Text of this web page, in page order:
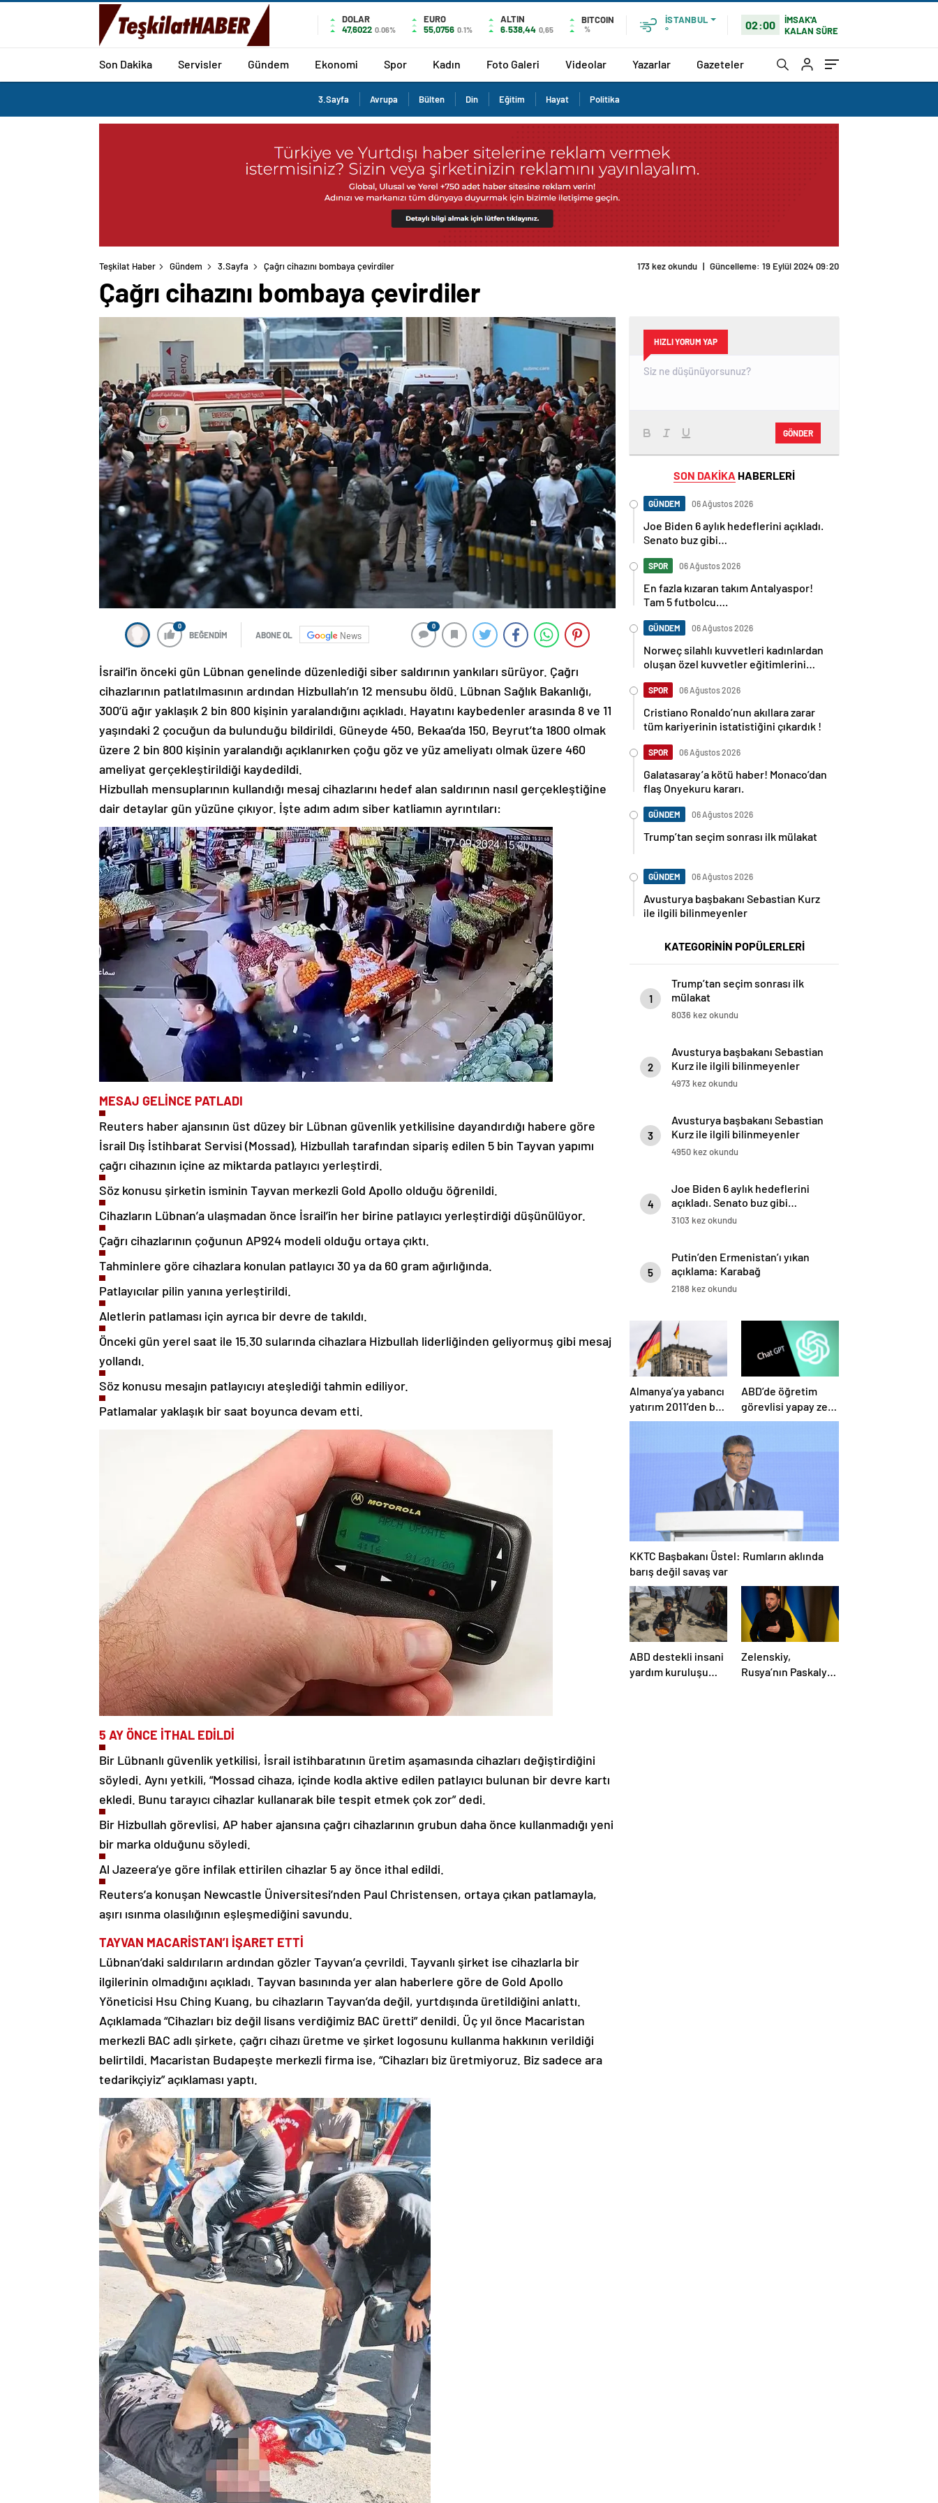
DOLAR
47,6022 0.06%
EURO
55,0756 0.1%
ALTIN
6.538,44 0,65
BITCOIN
%
İSTANBUL
°
02:00
İMSAK'A
KALAN SÜRE
Son Dakika Servisler Gündem Ekonomi Spor Kadın Foto Galeri Videolar Yazarlar Gazeteler
3.Sayfa Avrupa Bülten Din Eğitim Hayat Politika
Teşkilat Haber Gündem 3.Sayfa Çağrı cihazını bombaya çevirdiler
Çağrı cihazını bombaya çevirdiler
0
BEĞENDİM ABONE OL News
0
İsrail’in önceki gün Lübnan genelinde düzenlediği siber saldırının yankıları sürüyor. Çağrı
cihazlarının patlatılmasının ardından Hizbullah’ın 12 mensubu öldü. Lübnan Sağlık Bakanlığı,
300’ü ağır yaklaşık 2 bin 800 kişinin yaralandığını açıkladı. Hayatını kaybedenler arasında 8 ve 11
yaşındaki 2 çocuğun da bulunduğu bildirildi. Güneyde 450, Bekaa’da 150, Beyrut’ta 1800 olmak
üzere 2 bin 800 kişinin yaralandığı açıklanırken çoğu göz ve yüz ameliyatı olmak üzere 460
ameliyat gerçekleştirildiği kaydedildi.
Hizbullah mensuplarının kullandığı mesaj cihazlarını hedef alan saldırının nasıl gerçekleştiğine
dair detaylar gün yüzüne çıkıyor. İşte adım adım siber katliamın ayrıntıları:
MESAJ GELİNCE PATLADI
Reuters haber ajansının üst düzey bir Lübnan güvenlik yetkilisine dayandırdığı habere göre
İsrail Dış İstihbarat Servisi (Mossad), Hizbullah tarafından sipariş edilen 5 bin Tayvan yapımı
çağrı cihazının içine az miktarda patlayıcı yerleştirdi.
Söz konusu şirketin isminin Tayvan merkezli Gold Apollo olduğu öğrenildi.
Cihazların Lübnan’a ulaşmadan önce İsrail’in her birine patlayıcı yerleştirdiği düşünülüyor.
Çağrı cihazlarının çoğunun AP924 modeli olduğu ortaya çıktı.
Tahminlere göre cihazlara konulan patlayıcı 30 ya da 60 gram ağırlığında.
Patlayıcılar pilin yanına yerleştirildi.
Aletlerin patlaması için ayrıca bir devre de takıldı.
Önceki gün yerel saat ile 15.30 sularında cihazlara Hizbullah liderliğinden geliyormuş gibi mesaj
yollandı.
Söz konusu mesajın patlayıcıyı ateşlediği tahmin ediliyor.
Patlamalar yaklaşık bir saat boyunca devam etti.
5 AY ÖNCE İTHAL EDİLDİ
Bir Lübnanlı güvenlik yetkilisi, İsrail istihbaratının üretim aşamasında cihazları değiştirdiğini
söyledi. Aynı yetkili, “Mossad cihaza, içinde kodla aktive edilen patlayıcı bulunan bir devre kartı
ekledi. Bunu tarayıcı cihazlar kullanarak bile tespit etmek çok zor” dedi.
Bir Hizbullah görevlisi, AP haber ajansına çağrı cihazlarının grubun daha önce kullanmadığı yeni
bir marka olduğunu söyledi.
Al Jazeera’ye göre infilak ettirilen cihazlar 5 ay önce ithal edildi.
Reuters’a konuşan Newcastle Üniversitesi’nden Paul Christensen, ortaya çıkan patlamayla,
aşırı ısınma olasılığının eşleşmediğini savundu.
TAYVAN MACARİSTAN’I İŞARET ETTİ
Lübnan’daki saldırıların ardından gözler Tayvan’a çevrildi. Tayvanlı şirket ise cihazlarla bir
ilgilerinin olmadığını açıkladı. Tayvan basınında yer alan haberlere göre de Gold Apollo
Yöneticisi Hsu Ching Kuang, bu cihazların Tayvan’da değil, yurtdışında üretildiğini anlattı.
Açıklamada “Cihazları biz değil lisans verdiğimiz BAC üretti” denildi. Üç yıl önce Macaristan
merkezli BAC adlı şirkete, çağrı cihazı üretme ve şirket logosunu kullanma hakkının verildiği
belirtildi. Macaristan Budapeşte merkezli firma ise, “Cihazları biz üretmiyoruz. Biz sadece ara
tedarikçiyiz” açıklaması yaptı.
HIZLI YORUM YAP
GÖNDER
SON DAKİKA HABERLERİ
GÜNDEM 06 Ağustos 2026
Joe Biden 6 aylık hedeflerini açıkladı.
Senato buz gibi…
SPOR 06 Ağustos 2026
En fazla kızaran takım Antalyaspor!
Tam 5 futbolcu….
GÜNDEM 06 Ağustos 2026
Norweç silahlı kuvvetleri kadınlardan
oluşan özel kuvvetler eğitimlerini
SPOR 06 Ağustos 2026
Cristiano Ronaldo’nun akıllara zarar
tüm kariyerinin istatistiğini çıkardık !
SPOR 06 Ağustos 2026
Galatasaray’a kötü haber! Monaco’dan
flaş Onyekuru kararı.
GÜNDEM 06 Ağustos 2026
Trump’tan seçim sonrası ilk mülakat
GÜNDEM 06 Ağustos 2026
Avusturya başbakanı Sebastian Kurz
ile ilgili bilinmeyenler
KATEGORİNİN POPÜLERLERİ
1
Trump’tan seçim sonrası ilk
mülakat
8036 kez okundu
2
Avusturya başbakanı Sebastian
Kurz ile ilgili bilinmeyenler
4973 kez okundu
3
Avusturya başbakanı Sebastian
Kurz ile ilgili bilinmeyenler
4950 kez okundu
4
Joe Biden 6 aylık hedeflerini
açıkladı. Senato buz gibi…
3103 kez okundu
5
Putin’den Ermenistan’ı yıkan
açıklama: Karabağ
Azerbaycan’ın ayrılmaz bir
2188 kez okundu
Almanya’ya yabancı
yatırım 2011’den bu
yana en düşük
ABD’de öğretim
görevlisi yapay zeka
kullandı: Öğrenci
ders ücretini geri
istedi
KKTC Başbakanı Üstel: Rumların aklında
barış değil savaş var
ABD destekli insani
yardım kuruluşu
Zelenskiy,
Rusya’nın Paskalya